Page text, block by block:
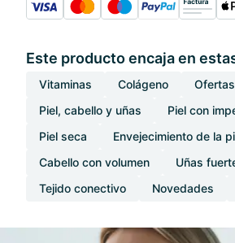
Este producto encaja en
Vitaminas Colágeno
Piel, cabello y uñas
Piel con
Piel seca
Envejecimiento de la
Cabello con volumen
Uñas
Tejido conectivo
Novedades